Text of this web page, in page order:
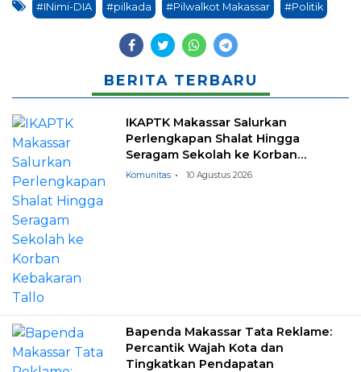
#INimi-DIA #pilkada #Pilwalkot Makassar #Politik
BERITA TERBARU
IKAPTK Makassar Salurkan
Perlengkapan Shalat Hingga
Seragam Sekolah ke Korban
Kebakaran Tallo
Komunitas 10 Agustus 2026
Bapenda Makassar Tata Reklame:
Percantik Wajah Kota dan
Tingkatkan Pendapatan